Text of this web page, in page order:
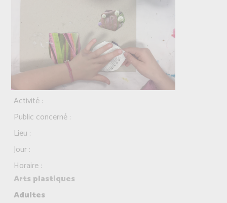
Activité :
Public concerné :
Lieu :
Jour :
Horaire :
Arts plastiques
Adultes